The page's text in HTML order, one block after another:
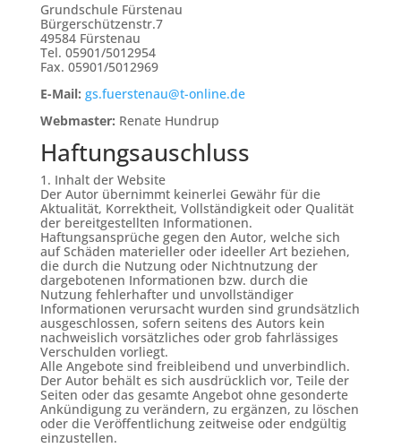
Grundschule Fürstenau
Bürgerschützenstr.7
49584 Fürstenau
Tel. 05901/5012954
Fax. 05901/5012969
E-Mail: gs.fuerstenau@t-online.de
Webmaster: Renate Hundrup
Haftungsauschluss
1. Inhalt der Website
Der Autor übernimmt keinerlei Gewähr für die
Aktualität, Korrektheit, Vollständigkeit oder Qualität
der bereitgestellten Informationen.
Haftungsansprüche gegen den Autor, welche sich
auf Schäden materieller oder ideeller Art beziehen,
die durch die Nutzung oder Nichtnutzung der
dargebotenen Informationen bzw. durch die
Nutzung fehlerhafter und unvollständiger
Informationen verursacht wurden sind grundsätzlich
ausgeschlossen, sofern seitens des Autors kein
nachweislich vorsätzliches oder grob fahrlässiges
Verschulden vorliegt.
Alle Angebote sind freibleibend und unverbindlich.
Der Autor behält es sich ausdrücklich vor, Teile der
Seiten oder das gesamte Angebot ohne gesonderte
Ankündigung zu verändern, zu ergänzen, zu löschen
oder die Veröffentlichung zeitweise oder endgültig
einzustellen.